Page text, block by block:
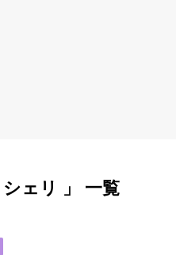
シェリ 」 一覧